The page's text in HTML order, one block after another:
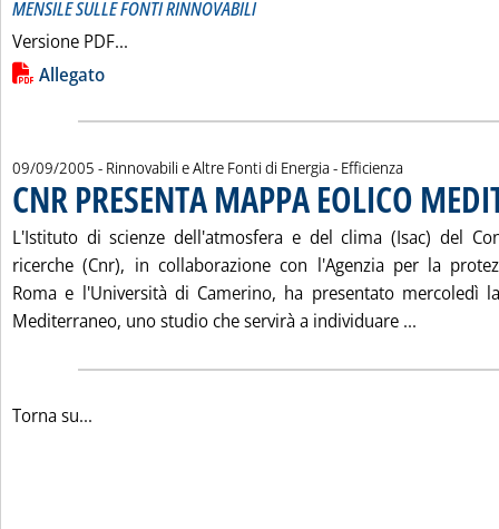
MENSILE SULLE FONTI RINNOVABILI
Versione PDF...
Lista allegati PDF alla notizia
Allegato
09/09/2005 - Rinnovabili e Altre Fonti di Energia - Efficienza
CNR PRESENTA MAPPA EOLICO
L'Istituto di scienze dell'atmosfera e del clima (Isac) del
ricerche (Cnr), in collaborazione con l'Agenzia per la
Roma e l'Università di Camerino, ha presentato mercoledì
Mediterraneo, uno studio che servirà a individuare ...
Torna su...